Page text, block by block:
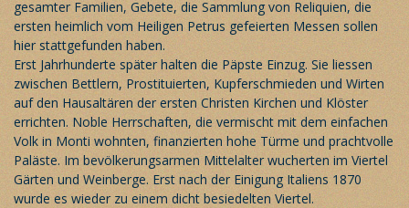
gesamter Familien, Gebete, die Sammlung von Reliquien, die
ersten heimlich vom Heiligen Petrus gefeierten Messen sollen
hier stattgefunden haben.
Erst Jahrhunderte später halten die Päpste Einzug. Sie liessen
zwischen Bettlern, Prostituierten, Kupferschmieden und Wirten
auf den Hausaltären der ersten Christen Kirchen und Klöster
errichten. Noble Herrschaften, die vermischt mit dem einfachen
Volk in Monti wohnten, finanzierten hohe Türme und prachtvolle
Paläste. Im bevölkerungsarmen Mittelalter wucherten im Viertel
Gärten und Weinberge. Erst nach der Einigung Italiens 1870
wurde es wieder zu einem dicht besiedelten Viertel.